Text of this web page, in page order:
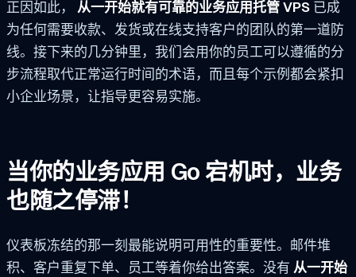
正因如此， 从一开始就有可靠的业务应用托管 VPS 已成
为任何需要收款、发货或在线支持客户的团队的第一道防
线。接下来的几分钟里，我们会用你的员工可以遵循的分
步流程取代正常运行时间的术语，而且每个示例都会紧扣
小企业场景，让指导更容易实施。
当你的业务应用 Go 宕机时，业务
也随之停滞！
仪表板冻结的那一刻最能说明可用性的重要性。邮件堆
积、客户重复下单、员工等着你给出答案。没有 从一开始